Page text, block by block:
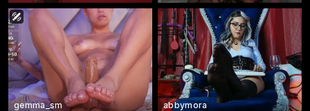
gemma_sm abbymora